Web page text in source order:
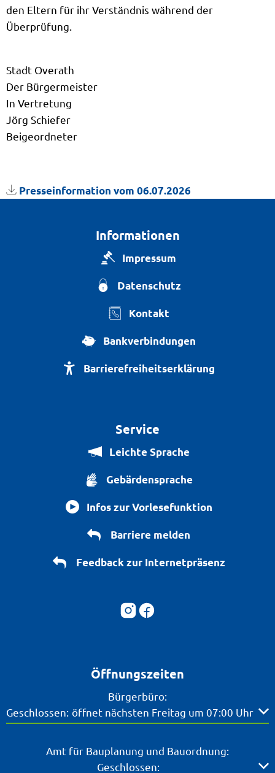
den Eltern für ihr Verständnis während der
Überprüfung.
Stadt Overath
Der Bürgermeister
In Vertretung
Jörg Schiefer
Beigeordneter
Presseinformation vom 06.07.2026
Informationen
Impressum
Datenschutz
Kontakt
Bankverbindungen
Barrierefreiheitserklärung
Service
Leichte Sprache
Gebärdensprache
Infos zur Vorlesefunktion
Barriere melden
Feedback zur Internetpräsenz
Öffnungszeiten
Bürgerbüro:
Klicken, um weitere Öffnungs- oder Schließzeiten
Geschlossen: öffnet nächsten Freitag um 07:00 Uhr
Amt für Bauplanung und Bauordnung:
Klicken, um weitere Öffnungs- oder Schließzeiten
Geschlossen: